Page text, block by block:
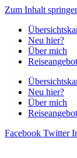
Zum Inhalt
Neu hier?
Über mich
Neu hier?
Über mich
Facebook Twitter